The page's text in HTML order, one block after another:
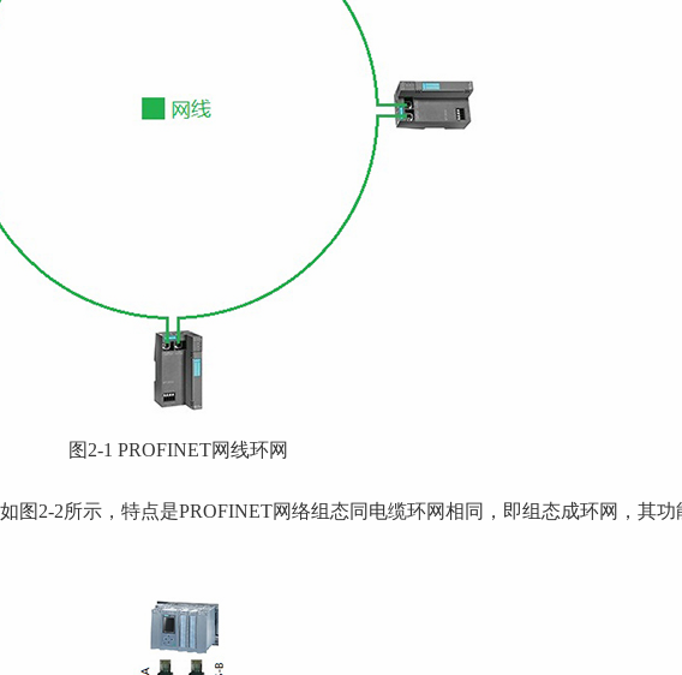
图2-1 PROFINET网线环网
图2-2所示，特点是PROFINET网络组态同电缆环网相同，即组态成环网，其